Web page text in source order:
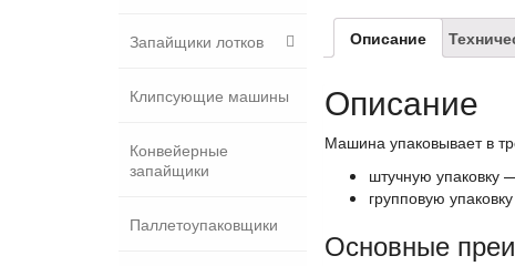
Запайщики лотков
Клипсующие машины
Конвейерные
запайщики
Паллетоупаковщики
Описание
Описание
Машина упаковывает в
штучную упаковку
групповую
Основные